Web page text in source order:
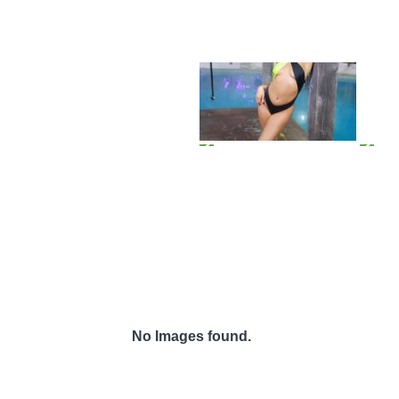
No Images found.